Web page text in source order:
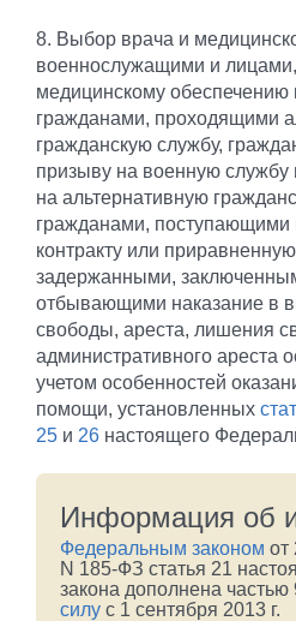
8. Выбор врача и
военнослужащими и
медицинскому
гражданами, проходящими
гражданскую службу,
призыву на военную
на альтернативную
гражданами, поступающими
контракту или
задержанными,
отбывающими наказание в
свободы, ареста, лишения
административного ареста
учетом особенностей
помощи, установленных
25 и 26 настоящего
Информация об
Федеральным законом от
N 185-ФЗ статья 21
закона дополнена частью
силу с 1 сентября 2013 г.